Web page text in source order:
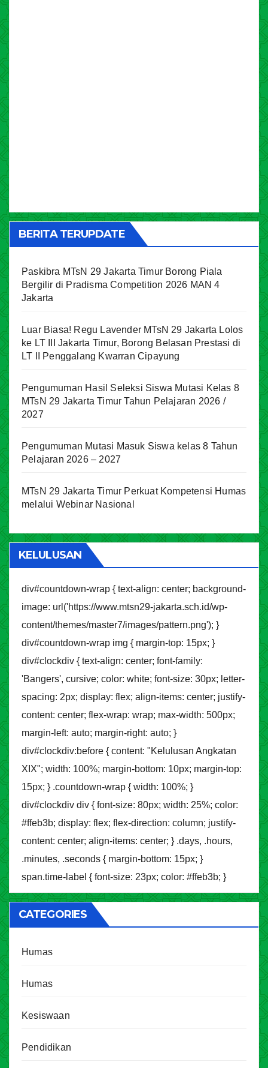
BERITA TERUPDATE
Paskibra MTsN 29 Jakarta Timur Borong Piala
Bergilir di Pradisma Competition 2026 MAN 4
Jakarta
Luar Biasa! Regu Lavender MTsN 29 Jakarta Lolos
ke LT III Jakarta Timur, Borong Belasan Prestasi di
LT II Penggalang Kwarran Cipayung
Pengumuman Hasil Seleksi Siswa Mutasi Kelas 8
MTsN 29 Jakarta Timur Tahun Pelajaran 2026 /
2027
Pengumuman Mutasi Masuk Siswa kelas 8 Tahun
Pelajaran 2026 – 2027
MTsN 29 Jakarta Timur Perkuat Kompetensi Humas
melalui Webinar Nasional
KELULUSAN
div#countdown-wrap { text-align: center; background-
image: url('https://www.mtsn29-jakarta.sch.id/wp-
content/themes/master7/images/pattern.png'); }
div#countdown-wrap img { margin-top: 15px; }
div#clockdiv { text-align: center; font-family:
'Bangers', cursive; color: white; font-size: 30px; letter-
spacing: 2px; display: flex; align-items: center; justify-
content: center; flex-wrap: wrap; max-width: 500px;
margin-left: auto; margin-right: auto; }
div#clockdiv:before { content: "Kelulusan Angkatan
XIX"; width: 100%; margin-bottom: 10px; margin-top:
15px; } .countdown-wrap { width: 100%; }
div#clockdiv div { font-size: 80px; width: 25%; color:
#ffeb3b; display: flex; flex-direction: column; justify-
content: center; align-items: center; } .days, .hours,
.minutes, .seconds { margin-bottom: 15px; }
span.time-label { font-size: 23px; color: #ffeb3b; }
CATEGORIES
Humas
Humas
Kesiswaan
Pendidikan